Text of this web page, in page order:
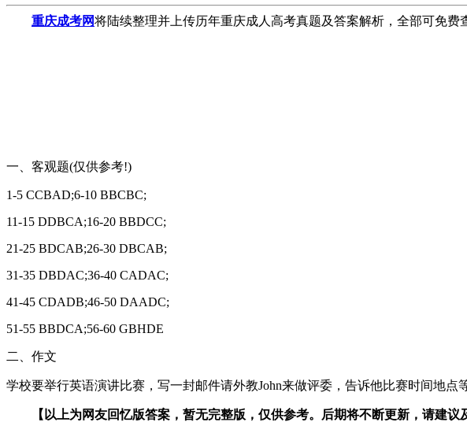
重庆成考网将陆续整理并上传历年重庆成人高考真题及答案解析，全部可免费
一、客观题(仅供参考!)
1-5 CCBAD;6-10 BBCBC;
11-15 DDBCA;16-20 BBDCC;
21-25 BDCAB;26-30 DBCAB;
31-35 DBDAC;36-40 CADAC;
41-45 CDADB;46-50 DAADC;
51-55 BBDCA;56-60 GBHDE
二、作文
学校要举行英语演讲比赛，写一封邮件请外教John来做评委，告诉他比赛时间地点
【以上为网友回忆版答案，暂无完整版，仅供参考。后期将不断更新，请建议